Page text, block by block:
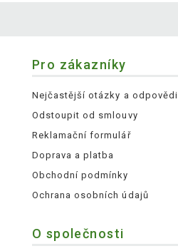
Pro zákazníky
Nejčastější otázky a odpovědi
Odstoupit od smlouvy
Reklamační formulář
Doprava a platba
Obchodní podmínky
Ochrana osobních údajů
O společnosti